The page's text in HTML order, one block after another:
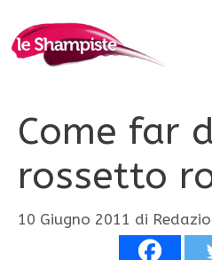
contenuto
Come far
rossetto
10 Giugno 2011 di